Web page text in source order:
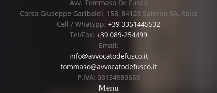
Avv. Tommaso De Fusco
Corso Giuseppe Garibaldi, 153, 84123 Salerno SA, Italia
Cell / Whatspp: +39 3351445532
Tel/Fax: +39 089-254499
Email:
info@avvocatodefusco.it
tommaso@avvocatodefusco.it
P.IVA: 03134980659
Menu